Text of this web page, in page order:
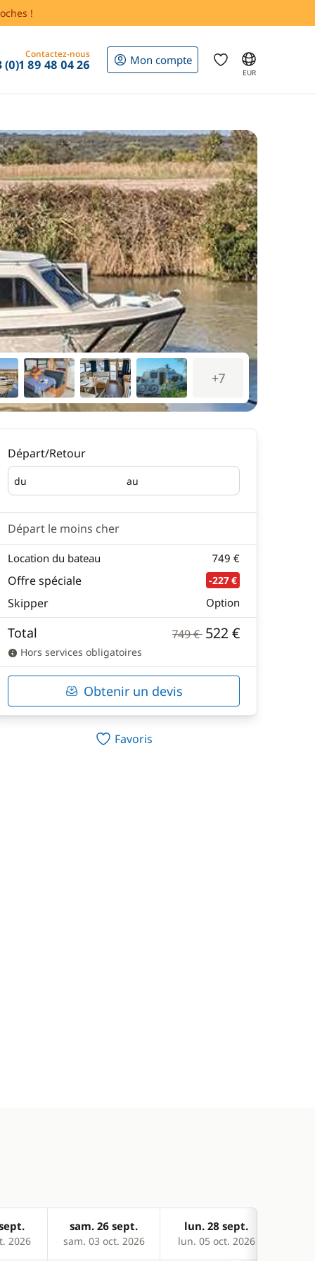
!
Contactez-nous
(0)1 89 48 04 26 Mon compte
EUR
+7
Départ/Retour
du
Départ au
Retour
Départ le moins cher
Location du bateau 749 €
Offre spéciale -227 €
Skipper Option
Total 749 € 522 €
Hors services obligatoires
Obtenir un devis
Favoris
2026
sam. 26 sept.
sam. 03 oct. 2026
lun. 28 sept.
lun. 05 oct. 2026